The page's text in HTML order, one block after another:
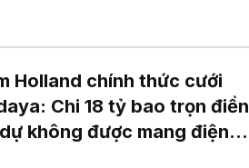
Holland chính thức cưới
Chi 18 tỷ bao trọn điền
không được mang điện